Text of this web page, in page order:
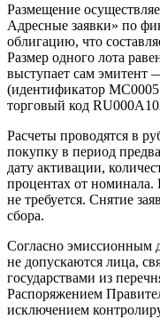
Размещение
Адресные заявки» по
облигацию, что
Размер одного лота
выступает сам
(идентификатор
торговый код
Расчеты проводятся в
покупку в период
дату активации,
процентах от номинала.
не требуется. Снятие
сбора.
Согласно эмиссионным
не допускаются лица,
государствами из
Распоряжением
исключением